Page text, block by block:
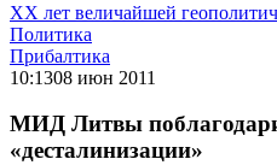
ХХ лет величайшей
Политика
Прибалтика
10:1308 июн 2011
МИД Литвы
«десталинизации»